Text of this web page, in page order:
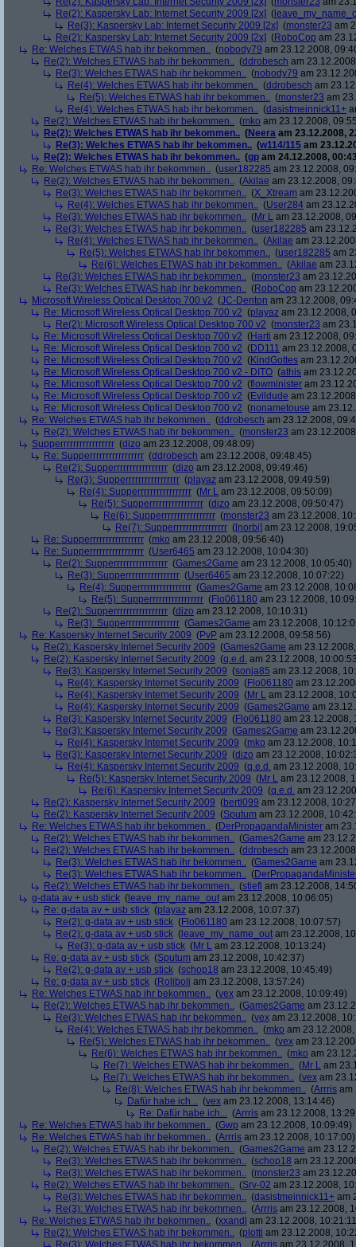
Re(2): Kaspersky Lab: Internet Security 2009 [2x] (
Re(3): Kaspersky Lab: Internet Security 2009 [2x] (monster23 am
Re(2): Kaspersky Lab: Internet Security 2009 [2x] (RoboCop am
Re: Welches ETWAS hab ihr bekommen.. (nobody79 am 23.12.2008,
Re(2): Welches ETWAS hab ihr bekommen.. (ddrobesch am
Re(3): Welches ETWAS hab ihr bekommen.. (nobody79 am
Re(4): Welches ETWAS hab ihr bekommen.. (ddrobesch am
Re(5): Welches ETWAS hab ihr bekommen.. (monster23 am
Re(4): Welches ETWAS hab ihr bekommen.. (dasistmeinnick11+
Re(2): Welches ETWAS hab ihr bekommen.. (mko am 23.12.2008,
Re(2): Welches ETWAS hab ihr bekommen.. (Neera am 23.12.2008,
Re(3): Welches ETWAS hab ihr bekommen.. (w114/115 am
Re(2): Welches ETWAS hab ihr bekommen.. (gp am 24.12.2008,
Re: Welches ETWAS hab ihr bekommen.. (user182285 am 23.12.2008,
Re(2): Welches ETWAS hab ihr bekommen.. (Akilae am 23.12.2008,
Re(3): Welches ETWAS hab ihr bekommen.. (X_Xtream am
Re(4): Welches ETWAS hab ihr bekommen.. (User284 am
Re(3): Welches ETWAS hab ihr bekommen.. (Mr L am 23.12.2008,
Re(3): Welches ETWAS hab ihr bekommen.. (user182285 am
Re(4): Welches ETWAS hab ihr bekommen.. (Akilae am
Re(5): Welches ETWAS hab ihr bekommen.. (user182285 am
Re(6): Welches ETWAS hab ihr bekommen.. (Akilae am
Re(3): Welches ETWAS hab ihr bekommen.. (monster23 am
Re(3): Welches ETWAS hab ihr bekommen.. (RoboCop am
Microsoft Wireless Optical Desktop 700 v2 (JC-Denton am 23.12.2008,
Re: Microsoft Wireless Optical Desktop 700 v2 (playaz am 23.12.2008,
Re(2): Microsoft Wireless Optical Desktop 700 v2 (monster23 am
Re: Microsoft Wireless Optical Desktop 700 v2 (Harti am 23.12.2008,
Re: Microsoft Wireless Optical Desktop 700 v2 (DD111 am 23.12.2008,
Re: Microsoft Wireless Optical Desktop 700 v2 (KindGottes am
Re: Microsoft Wireless Optical Desktop 700 v2 - DITO (athis am
Re: Microsoft Wireless Optical Desktop 700 v2 (flowminister am
Re: Microsoft Wireless Optical Desktop 700 v2 (Evildude am
Re: Microsoft Wireless Optical Desktop 700 v2 (nonametouse am
Re: Welches ETWAS hab ihr bekommen.. (ddrobesch am 23.12.2008,
Re(2): Welches ETWAS hab ihr bekommen.. (monster23 am
Supperrrrrrrrrrrrrrrrr (dizo am 23.12.2008, 09:48:09)
Re: Supperrrrrrrrrrrrrrrrr (ddrobesch am 23.12.2008, 09:48:45)
Re(2): Supperrrrrrrrrrrrrrrrr (dizo am 23.12.2008, 09:49:46)
Re(3): Supperrrrrrrrrrrrrrrrr (playaz am 23.12.2008, 09:49:59)
Re(4): Supperrrrrrrrrrrrrrrrr (Mr L am 23.12.2008, 09:50:09)
Re(5): Supperrrrrrrrrrrrrrrrr (dizo am 23.12.2008, 09:50:47)
Re(6): Supperrrrrrrrrrrrrrrrr (monster23 am 23.12.2008,
Re(7): Supperrrrrrrrrrrrrrrrr ([norbi] am 23.12.2008,
Re: Supperrrrrrrrrrrrrrrrr (mko am 23.12.2008, 09:56:40)
Re: Supperrrrrrrrrrrrrrrrr (User6465 am 23.12.2008, 10:04:30)
Re(2): Supperrrrrrrrrrrrrrrrr (Games2Game am 23.12.2008, 10:05:40)
Re(3): Supperrrrrrrrrrrrrrrrr (User6465 am 23.12.2008, 10:07:22)
Re(4): Supperrrrrrrrrrrrrrrrr (Games2Game am 23.12.2008,
Re(5): Supperrrrrrrrrrrrrrrrr (Flo061180 am 23.12.2008,
Re(2): Supperrrrrrrrrrrrrrrrr (dizo am 23.12.2008, 10:10:31)
Re(3): Supperrrrrrrrrrrrrrrrr (Games2Game am 23.12.2008,
Re: Kaspersky Internet Security 2009 (PvP am 23.12.2008, 09:58:56)
Re(2): Kaspersky Internet Security 2009 (Games2Game am
Re(2): Kaspersky Internet Security 2009 (q.e.d. am 23.12.2008,
Re(3): Kaspersky Internet Security 2009 (sonja85 am 23.12.2008,
Re(4): Kaspersky Internet Security 2009 (Flo061180 am
Re(4): Kaspersky Internet Security 2009 (Mr L am 23.12.2008,
Re(4): Kaspersky Internet Security 2009 (Games2Game am
Re(3): Kaspersky Internet Security 2009 (Flo061180 am 23.12.2008,
Re(3): Kaspersky Internet Security 2009 (Games2Game am
Re(4): Kaspersky Internet Security 2009 (mko am 23.12.2008,
Re(3): Kaspersky Internet Security 2009 (dizo am 23.12.2008,
Re(4): Kaspersky Internet Security 2009 (q.e.d. am 23.12.2008,
Re(5): Kaspersky Internet Security 2009 (Mr L am 23.12.2008,
Re(6): Kaspersky Internet Security 2009 (q.e.d. am
Re(2): Kaspersky Internet Security 2009 (bertl099 am 23.12.2008,
Re(2): Kaspersky Internet Security 2009 (Sputum am 23.12.2008,
Re: Welches ETWAS hab ihr bekommen.. (DerPropagandaMinister am
Re(2): Welches ETWAS hab ihr bekommen.. (Games2Game am
Re(2): Welches ETWAS hab ihr bekommen.. (ddrobesch am
Re(3): Welches ETWAS hab ihr bekommen.. (Games2Game am
Re(3): Welches ETWAS hab ihr bekommen.. (
Re(2): Welches ETWAS hab ihr bekommen.. (stiefl am 23.12.2008,
g-data av + usb stick ( leave_my_name_out am 23.12.2008, 10:06:05)
Re: g-data av + usb stick (playaz am 23.12.2008, 10:07:37)
Re(2): g-data av + usb stick (Flo061180 am 23.12.2008, 10:07:57)
Re(2): g-data av + usb stick ( leave_my_name_out am 23.12.2008,
Re(3): g-data av + usb stick (Mr L am 23.12.2008, 10:13:24)
Re: g-data av + usb stick (Sputum am 23.12.2008, 10:42:37)
Re(2): g-data av + usb stick (schop18 am 23.12.2008, 10:45:49)
Re: g-data av + usb stick (Roliboli am 23.12.2008, 13:57:24)
Re: Welches ETWAS hab ihr bekommen.. (vex am 23.12.2008, 10:09:49)
Re(2): Welches ETWAS hab ihr bekommen.. (Games2Game am
Re(3): Welches ETWAS hab ihr bekommen.. (vex am 23.12.2008,
Re(4): Welches ETWAS hab ihr bekommen.. (mko am
Re(5): Welches ETWAS hab ihr bekommen.. (vex am
Re(6): Welches ETWAS hab ihr bekommen.. (mko am
Re(7): Welches ETWAS hab ihr bekommen.. (Mr L am
Re(7): Welches ETWAS hab ihr bekommen.. (vex am
Re(8): Welches ETWAS hab ihr bekommen.. (Arrris am
Dafür habe ich... (vex am 23.12.2008, 13:14:46)
Re: Dafür habe ich... (Arrris am 23.12.2008,
Re: Welches ETWAS hab ihr bekommen.. (Gwp am 23.12.2008, 10:09:49)
Re: Welches ETWAS hab ihr bekommen.. (Arrris am 23.12.2008, 10:17:00)
Re(2): Welches ETWAS hab ihr bekommen.. (Games2Game am
Re(3): Welches ETWAS hab ihr bekommen.. (schop18 am
Re(3): Welches ETWAS hab ihr bekommen.. (monster23 am
Re(2): Welches ETWAS hab ihr bekommen.. (Srv-02 am 23.12.2008,
Re(3): Welches ETWAS hab ihr bekommen.. (dasistmeinnick11+ am
Re(3): Welches ETWAS hab ihr bekommen.. (Arrris am 23.12.2008,
Re: Welches ETWAS hab ihr bekommen.. (xxandl am 23.12.2008,
Re(2): Welches ETWAS hab ihr bekommen.. (plotti am 23.12.2008,
Re(3): Welches ETWAS hab ihr bekommen.. (Arrris am 23.12.2008,